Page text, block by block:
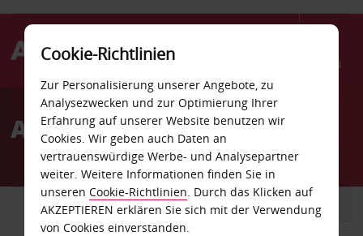
Menü
AvisAutovermietung Adelaide
FAHRZEUG TRANSPORTER
Cookie-Richtlinien
Zur Personalisierung unserer Angebote, zu
Analysezwecken und zur Optimierung Ihrer
Erfahrung auf unserer Website benutzen wir
Cookies. Wir geben auch Daten an
vertrauenswürdige Werbe- und Analysepartner
weiter. Weitere Informationen finden Sie in
unseren Cookie-Richtlinien. Durch das Klicken auf
AKZEPTIEREN erklären Sie sich mit der Verwendung
von Cookies einverstanden.